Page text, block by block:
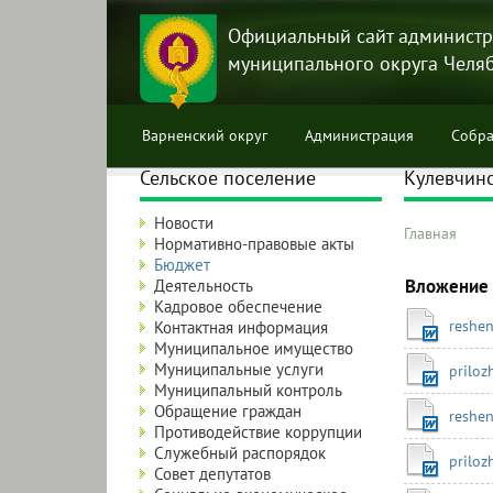
Официальный сайт
муниципального округа
Варненский округ Администрация
Главная
Вложение
Сельское поселение
Новости
Нормативно-правовые акты
Бюджет
Деятельность
Кадровое обеспечение
Контактная информация
Муниципальное имущество
Муниципальные услуги
Муниципальный контроль
Обращение граждан
Противодействие коррупции
Служебный распорядок
Совет депутатов